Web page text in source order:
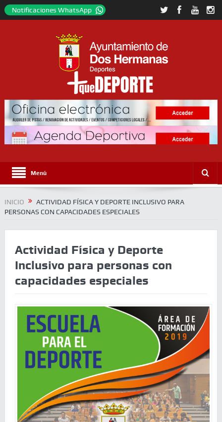
Notificaciones WhatsApp
Menú
INICIO
ACTIVIDAD FÍSICA Y DEPORTE INCLUSIVO PARA
PERSONAS CON CAPACIDADES ESPECIALES
Actividad Física y Deporte
Inclusivo para personas con
capacidades especiales